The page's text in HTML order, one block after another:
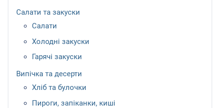
Салати та закуски
Салати
Холодні закуски
Гарячі закуски
Випічка та десерти
Хліб та булочки
Пироги, запіканки, киші